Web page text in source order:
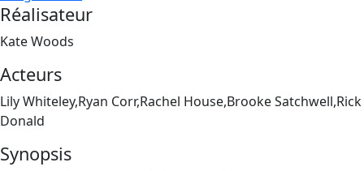
Réalisateur
Kate Woods
Acteurs
Lily Whiteley,Ryan Corr,Rachel House,Brooke Satchwell,Rick
Donald
Synopsis